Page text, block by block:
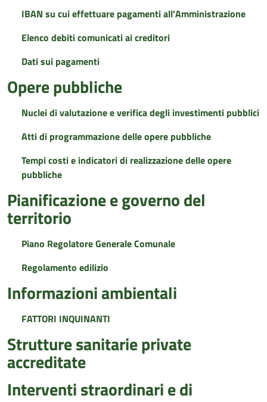
IBAN su cui effettuare pagamenti all'Amministrazione
Elenco debiti comunicati ai creditori
Dati sui pagamenti
Opere pubbliche
Nuclei di valutazione e verifica degli investimenti pubblici
Atti di programmazione delle opere pubbliche
Tempi costi e indicatori di realizzazione delle opere
pubbliche
Pianificazione e governo del
territorio
Piano Regolatore Generale Comunale
Regolamento edilizio
Informazioni ambientali
FATTORI INQUINANTI
Strutture sanitarie private
accreditate
Interventi straordinari e di